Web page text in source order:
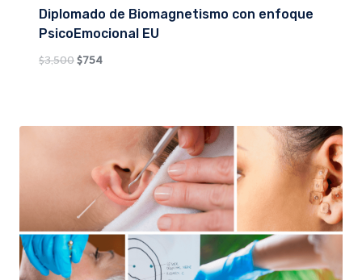
Diplomado de Biomagnetismo con enfoque
PsicoEmocional EU
$3,500Original
$754Current